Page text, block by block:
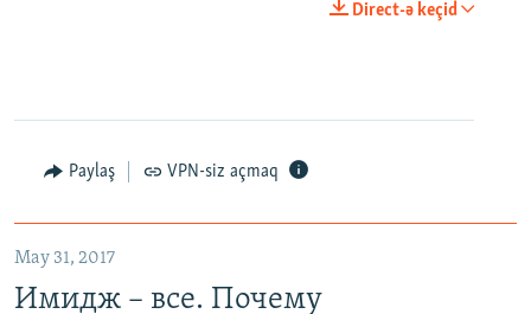
Direct-ə keçid
Paylaş VPN-siz açmaq
May 31, 2017
Имидж – все. Почему